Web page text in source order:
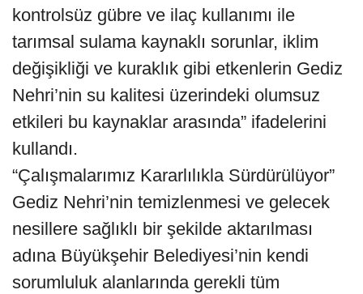
kontrolsüz gübre ve ilaç kullanımı ile
tarımsal sulama kaynaklı sorunlar, iklim
değişikliği ve kuraklık gibi etkenlerin Gediz
Nehri’nin su kalitesi üzerindeki olumsuz
etkileri bu kaynaklar arasında” ifadelerini
kullandı.
“Çalışmalarımız Kararlılıkla Sürdürülüyor”
Gediz Nehri’nin temizlenmesi ve gelecek
nesillere sağlıklı bir şekilde aktarılması
adına Büyükşehir Belediyesi’nin kendi
sorumluluk alanlarında gerekli tüm